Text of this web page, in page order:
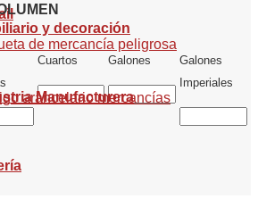
y decoración
Manufacturera
de mercancía peligrosa
arancelario mercancías
Galones
Imperiales
Galones
Cuartos